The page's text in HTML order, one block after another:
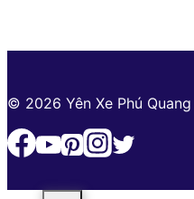
© 2026 Yên Xe Phú Quang